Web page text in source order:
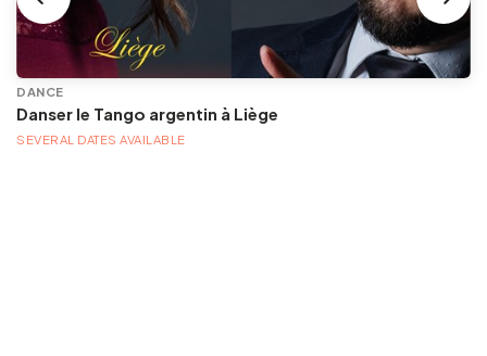
DANCE
Danser le Tango argentin à Liège
SEVERAL DATES AVAILABLE